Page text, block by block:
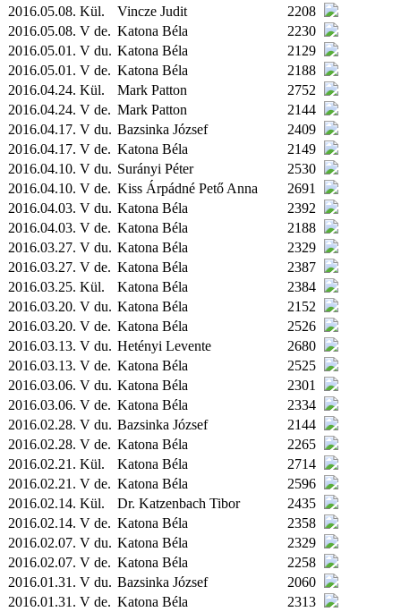
2016.05.08. Kül. Vincze Judit
2208
2016.05.08. V de. Katona Béla
2230
2016.05.01. V du. Katona Béla
2129
2016.05.01. V de. Katona Béla
2188
2016.04.24. Kül. Mark Patton
2752
2016.04.24. V de. Mark Patton
2144
2016.04.17. V du. Bazsinka József
2409
2016.04.17. V de. Katona Béla
2149
2016.04.10. V du. Surányi Péter
2530
2016.04.10. V de. Kiss Árpádné Pető Anna
2691
2016.04.03. V du. Katona Béla
2392
2016.04.03. V de. Katona Béla
2188
2016.03.27. V du. Katona Béla
2329
2016.03.27. V de. Katona Béla
2387
2016.03.25. Kül. Katona Béla
2384
2016.03.20. V du. Katona Béla
2152
2016.03.20. V de. Katona Béla
2526
2016.03.13. V du. Hetényi Levente
2680
2016.03.13. V de. Katona Béla
2525
2016.03.06. V du. Katona Béla
2301
2016.03.06. V de. Katona Béla
2334
2016.02.28. V du. Bazsinka József
2144
2016.02.28. V de. Katona Béla
2265
2016.02.21. Kül. Katona Béla
2714
2016.02.21. V de. Katona Béla
2596
2016.02.14. Kül. Dr. Katzenbach Tibor
2435
2016.02.14. V de. Katona Béla
2358
2016.02.07. V du. Katona Béla
2329
2016.02.07. V de. Katona Béla
2258
2016.01.31. V du. Bazsinka József
2060
2016.01.31. V de. Katona Béla
2313